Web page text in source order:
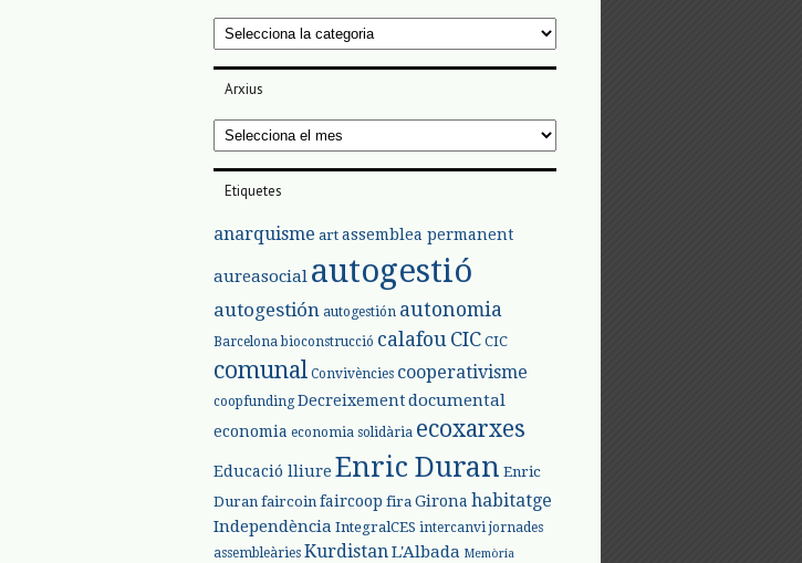
Categories
Arxius
Arxius
Etiquetes
anarquisme art assemblea permanent
aureasocial autogestió
autogestión autogestión autonomia
Barcelona bioconstrucció calafou CIC CIC
comunal Convivències cooperativisme
coopfunding Decreixementdocumental
economia economia solidària ecoxarxes
Educació lliure Enric Duran Enric
Duran faircoin faircoop fira Girona habitatge
Independència IntegralCES intercanvi jornades
assembleàries Kurdistan L'Albada Memòria